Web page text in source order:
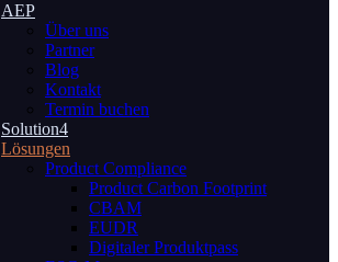
AEP
Über uns
Partner
Blog
Kontakt
Termin buchen
Solution4
Lösungen
Product Compliance
Product Carbon Footprint
CBAM
EUDR
Digitaler Produktpass